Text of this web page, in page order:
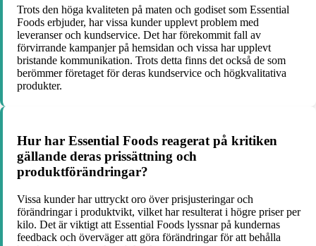
Trots den höga kvaliteten på maten och godiset som Essential
Foods erbjuder, har vissa kunder upplevt problem med
leveranser och kundservice. Det har förekommit fall av
förvirrande kampanjer på hemsidan och vissa har upplevt
bristande kommunikation. Trots detta finns det också de som
berömmer företaget för deras kundservice och högkvalitativa
produkter.
Hur har Essential Foods reagerat på kritiken
gällande deras prissättning och
produktförändringar?
Vissa kunder har uttryckt oro över prisjusteringar och
förändringar i produktvikt, vilket har resulterat i högre priser per
kilo. Det är viktigt att Essential Foods lyssnar på kundernas
feedback och överväger att göra förändringar för att behålla